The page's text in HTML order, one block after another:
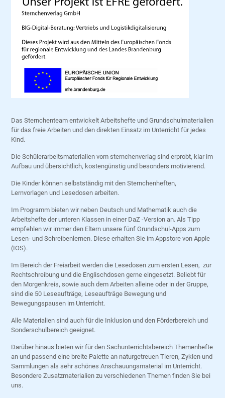
Das Sternchenteam entwickelt Arbeitshefte und Grundschulmaterialien
für das freie Arbeiten und den direkten Einsatz im Unterricht für jedes
Kind.
Die Schülerarbeitsmaterialien vom sternchenverlag sind erprobt, klar im
Aufbau und übersichtlich, kostengünstig und besonders motivierend.
Die Kinder können selbstständig mit den Sternchenheften,
Lernvorlagen und Lesedosen arbeiten.
Im Programm bieten wir neben Deutsch und Mathematik auch die
Arbeitshefte der unteren Klassen in einer DaZ -Version an. Als Tipp
empfehlen wir immer den Eltern unsere fünf Grundschul-Apps zum
Lesen- und Schreibenlernen. Diese erhalten Sie im Appstore von Apple
(IOS).
Im Bereich der Freiarbeit werden die Lesedosen zum ersten Lesen, zur
Rechtschreibung und die Englischdosen gerne eingesetzt. Beliebt für
den Morgenkreis, sowie auch dem Arbeiten alleine oder in der Gruppe,
sind die 50 Leseaufträge, Leseaufträge Bewegung und
Bewegungspausen im Unterricht.
Alle Materialien sind auch für die Inklusion und den Förderbereich und
Sonderschulbereich geeignet.
Darüber hinaus bieten wir für den Sachunterrichtsbereich Themenhefte
an und passend eine breite Palette an naturgetreuen Tieren, Zyklen und
Sammlungen als sehr schönes Anschauungsmaterial im Unterricht.
Besondere Zusatzmaterialien zu verschiedenen Themen finden Sie bei
uns.